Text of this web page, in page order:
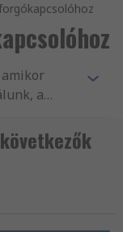
forgókapcsolóhoz
amikor
a
vásárolják.
méltán